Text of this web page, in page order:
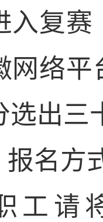
入复
网络
选出三
报名方
工请